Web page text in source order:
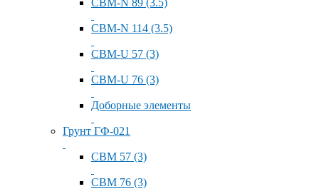
СВМ-N 89 (3.5)
СВМ-N 114 (3.5)
СВМ-U 57 (3)
СВМ-U 76 (3)
Доборные элементы
Грунт ГФ-021
СВМ 57 (3)
СВМ 76 (3)